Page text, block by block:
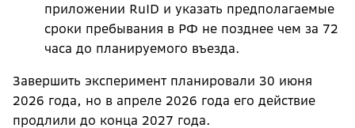
приложении RuID и указать предполагаемые
сроки пребывания в РФ не позднее чем за 72
часа до планируемого въезда.
Завершить эксперимент планировали 30 июня
2026 года, но в апреле 2026 года его действие
продлили до конца 2027 года.